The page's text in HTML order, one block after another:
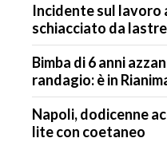
Incidente sul lavoro
schiacciato da
Bimba di 6 anni
randagio: è in
Napoli, dodicenne
lite con coetaneo